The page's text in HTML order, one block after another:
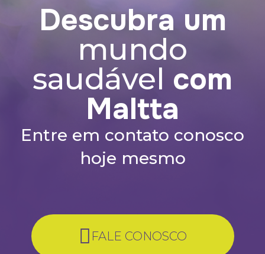
970mg de carbonato
de cálcio, totalizando
390mg de Calcio
Elementar.
Descubra um
mundo
saudável com
Maltta
Entre em contato conosco
hoje mesmo
FALE CONOSCO